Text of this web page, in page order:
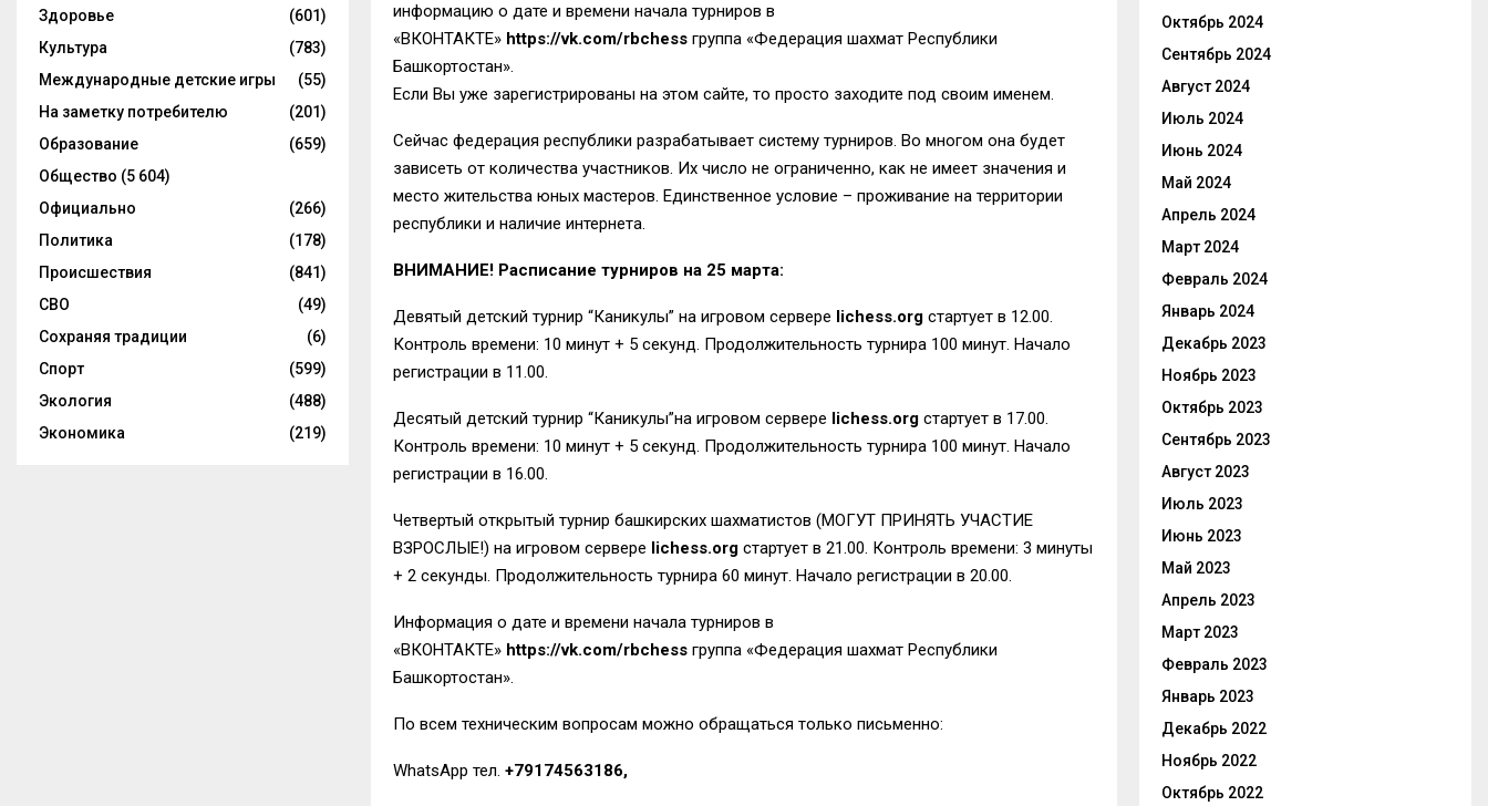
информацию о дате и времени начала турниров в
«ВКОНТАКТЕ» https://vk.com/rbchess группа «Федерация шахмат Республики
Башкортостан».
Если Вы уже зарегистрированы на этом сайте, то просто заходите под своим именем.
Сейчас федерация республики разрабатывает систему турниров. Во многом она будет
зависеть от количества участников. Их число не ограниченно, как не имеет значения и
место жительства юных мастеров. Единственное условие – проживание на территории
республики и наличие интернета.
ВНИМАНИЕ! Расписание турниров на 25 марта:
Девятый детский турнир “Каникулы” на игровом сервере lichess.org стартует в 12.00.
Контроль времени: 10 минут + 5 секунд. Продолжительность турнира 100 минут. Начало
регистрации в 11.00.
Десятый детский турнир “Каникулы”на игровом сервере lichess.org стартует в 17.00.
Контроль времени: 10 минут + 5 секунд. Продолжительность турнира 100 минут. Начало
регистрации в 16.00.
Четвертый открытый турнир башкирских шахматистов (МОГУТ ПРИНЯТЬ УЧАСТИЕ
ВЗРОСЛЫЕ!) на игровом сервере lichess.org стартует в 21.00. Контроль времени: 3 минуты
+ 2 секунды. Продолжительность турнира 60 минут. Начало регистрации в 20.00.
Информация о дате и времени начала турниров в
«ВКОНТАКТЕ» https://vk.com/rbchess группа «Федерация шахмат Республики
Башкортостан».
По всем техническим вопросам можно обращаться только письменно:
WhatsApp тел. +79174563186,
Здоровье
(601)
Культура
(783)
Международные детские игры
(55)
На заметку потребителю
(201)
Образование
(659)
Общество (5 604)
Официально
(266)
Политика
(178)
Происшествия
(841)
СВО
(49)
Сохраняя традиции
(6)
Спорт
(599)
Экология
(488)
Экономика
(219)
Октябрь 2024
Сентябрь 2024
Август 2024
Июль 2024
Июнь 2024
Май 2024
Апрель 2024
Март 2024
Февраль 2024
Январь 2024
Декабрь 2023
Ноябрь 2023
Октябрь 2023
Сентябрь 2023
Август 2023
Июль 2023
Июнь 2023
Май 2023
Апрель 2023
Март 2023
Февраль 2023
Январь 2023
Декабрь 2022
Ноябрь 2022
Октябрь 2022